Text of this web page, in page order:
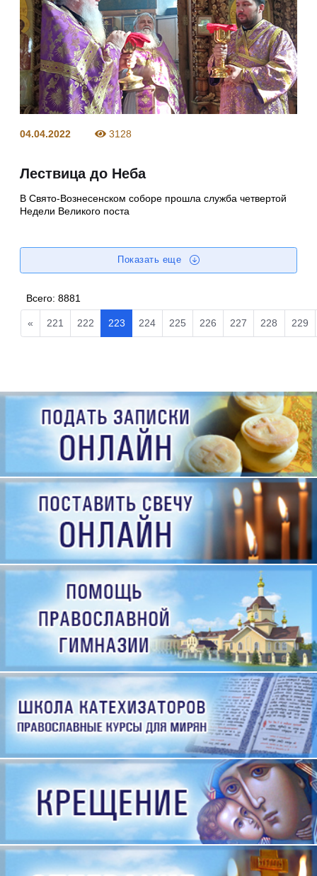
04.04.2022 3128
Лествица до Неба
В Свято-Вознесенском соборе прошла служба четвертой
Недели Великого поста
Показать еще
Всего:8881
« 221 222 223 224 225 226 227 228 229